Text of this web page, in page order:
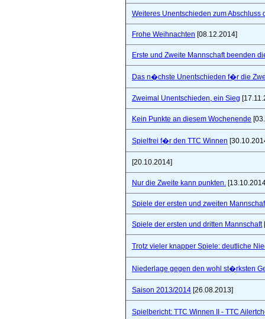
Weiteres Unentschieden zum Abschluss
Frohe Weihnachten [08.12.2014]
Erste und Zweite Mannschaft beenden
Das n�chste Unentschieden f�r die
Zweimal Unentschieden, ein Sieg
Kein Punkte an diesem Wochenende
Spielfrei f�r den TTC Winnen
[20.10.2014]
Nur die Zweite kann punkten.
Spiele der ersten und zweiten
Spiele der ersten und dritten Mannschaft
Trotz vieler knapper Spiele: deutliche
Niederlage gegen den wohl st�rksten
Saison 2013/2014 [26.08.2013]
Spielbericht: TTC Winnen II - TTC